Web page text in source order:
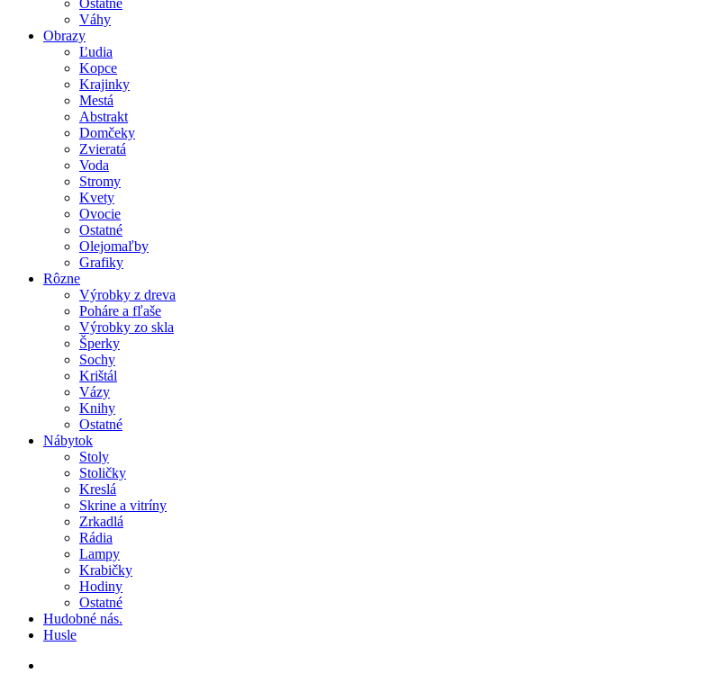
Ostatné
Váhy
Obrazy
Ľudia
Kopce
Krajinky
Mestá
Abstrakt
Domčeky
Zvieratá
Voda
Stromy
Kvety
Ovocie
Ostatné
Olejomaľby
Grafiky
Rôzne
Výrobky z dreva
Poháre a fľaše
Výrobky zo skla
Šperky
Sochy
Krištál
Vázy
Knihy
Ostatné
Nábytok
Stoly
Stoličky
Kreslá
Skrine a vitríny
Zrkadlá
Rádia
Lampy
Krabičky
Hodiny
Ostatné
Hudobné nás.
Husle